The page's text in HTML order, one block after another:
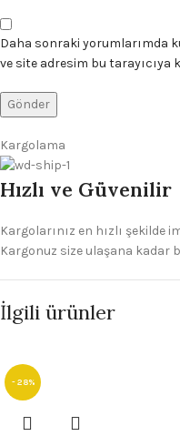
Daha sonraki yorumlarımda
ve site adresim bu tarayıcıya
Kargolama
Hızlı ve Güvenilir
Kargolarınız en hızlı şekilde
Kargonuz size ulaşana kadar
İlgili ürünler
- 28%